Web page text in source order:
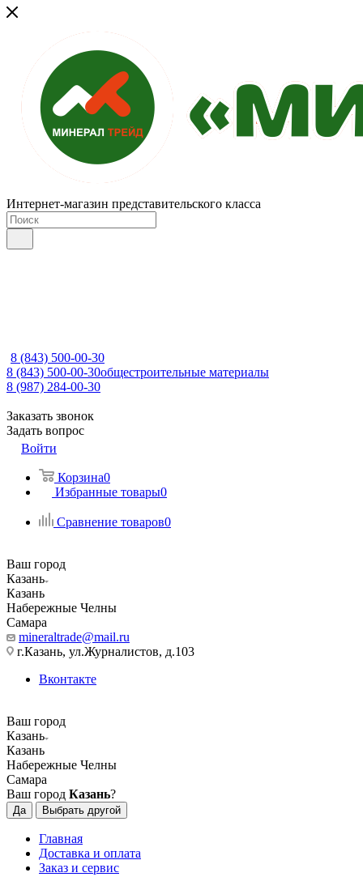
Интернет-магазин представительского класса
8 (843) 500-00-30
8 (843) 500-00-30общестроительные материалы
8 (987) 284-00-30
Заказать звонок
Задать вопрос
Войти
Корзина0
Избранные товары0
Сравнение товаров0
Ваш город
Казань
Казань
Набережные Челны
Самара
mineraltrade@mail.ru
г.Казань, ул.Журналистов, д.103
Вконтакте
Ваш город
Казань
Казань
Набережные Челны
Самара
Ваш город Казань?
Да Выбрать другой
Главная
Доставка и оплата
Заказ и сервис